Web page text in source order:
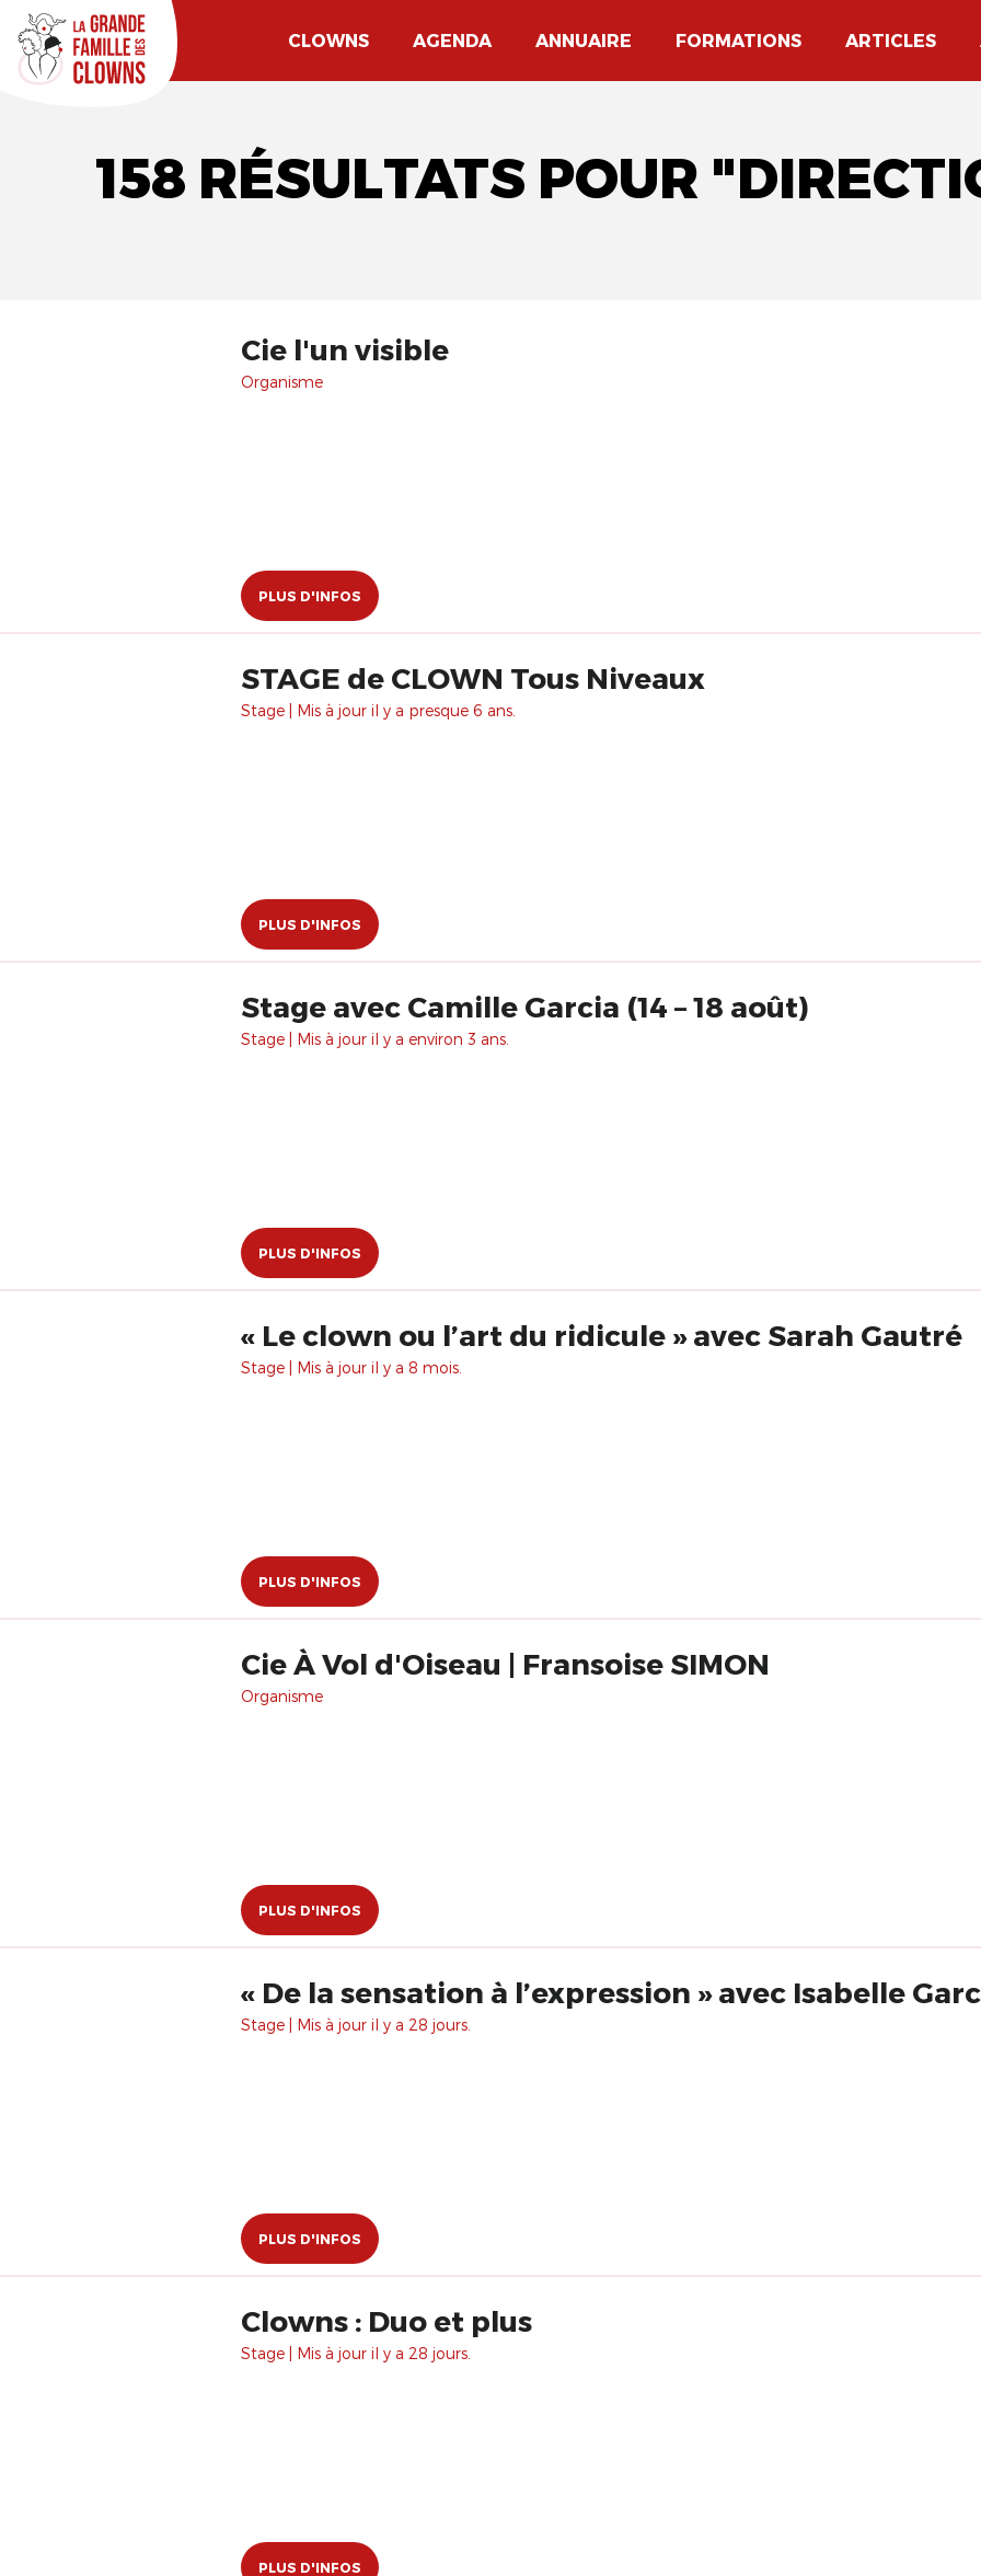
CLOWNS AGENDA ANNUAIRE FORMATIONS ARTICLES
158 RÉSULTATS POUR
Cie l'un visible
Organisme
PLUS D'INFOS
STAGE de CLOWN Tous Niveaux
Stage | Mis à jour il y a presque 6 ans.
PLUS D'INFOS
Stage avec Camille Garcia (14 – 18 août)
Stage | Mis à jour il y a environ 3 ans.
PLUS D'INFOS
« Le clown ou l’art du ridicule » avec Sarah Gautré
Stage | Mis à jour il y a 8 mois.
PLUS D'INFOS
Cie À Vol d'Oiseau | Fransoise SIMON
Organisme
PLUS D'INFOS
« De la sensation à l’expression » avec Isabelle
Stage | Mis à jour il y a 28 jours.
PLUS D'INFOS
Clowns : Duo et plus
Stage | Mis à jour il y a 28 jours.
PLUS D'INFOS